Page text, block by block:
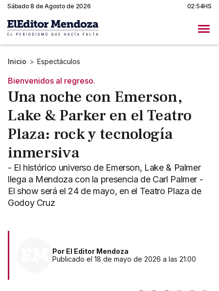
Sábado 8 de Agosto de 2026 02:54HS
Inicio > Espectáculos
Bienvenidos al regreso.
Una noche con Emerson,
Lake & Parker en el Teatro
Plaza: rock y tecnología
inmersiva
- El histórico universo de Emerson, Lake & Palmer
llega a Mendoza con la presencia de Carl Palmer -
El show será el 24 de mayo, en el Teatro Plaza de
Godoy Cruz
Por El Editor Mendoza
Publicado el 18 de mayo de 2026 a las 21:00